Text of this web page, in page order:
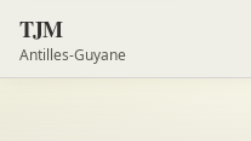
TJM
Antilles-Guyane